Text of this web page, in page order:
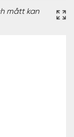
mått kan